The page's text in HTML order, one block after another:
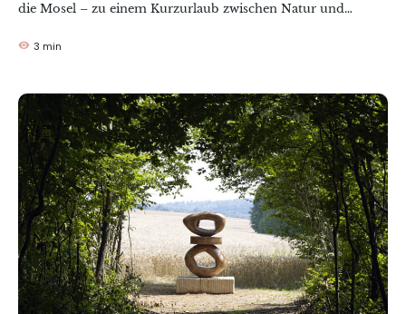
die Mosel – zu einem Kurzurlaub zwischen Natur und
herunterzuschalten und sich Zeit zu nehmen, eine grüne und
3 min